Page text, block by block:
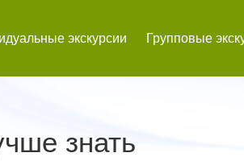
экскурсии Групповые
знать